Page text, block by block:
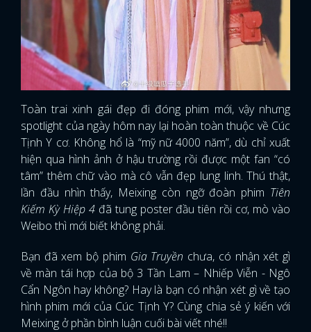
Toàn trai xinh gái đẹp đi đóng phim mới, vậy nhưng
spotlight của ngày hôm nay lại hoàn toàn thuộc về Cúc
Tịnh Y cơ. Không hổ là “mỹ nữ 4000 năm”, dù chỉ xuất
hiện qua hình ảnh ở hậu trường rồi được một fan “có
tâm” thêm chữ vào mà cô vẫn đẹp lung linh. Thú thật,
lần đầu nhìn thấy, Meixing còn ngỡ đoàn phim Tiên
Kiếm Kỳ Hiệp 4đã tung poster đầu tiên rồi cơ, mò vào
Weibo thì mới biết không phải.
Bạn đã xem bộ phim Gia Truyền chưa, có nhận xét gì
về màn tái hợp của bộ 3 Tần Lam – Nhiếp Viễn - Ngô
Cẩn Ngôn hay không? Hay là bạn có nhận xét gì về tạo
hình phim mới của Cúc Tịnh Y? Cùng chia sẻ ý kiến với
Meixing ở phần bình luận cuối bài viết nhé!!